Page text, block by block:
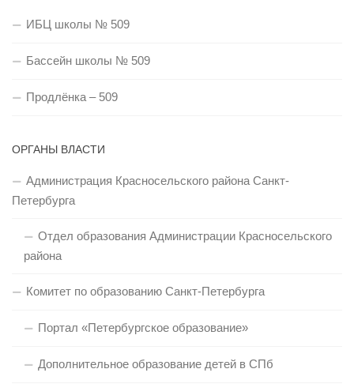
ИБЦ школы № 509
Бассейн школы № 509
Продлёнка – 509
ОРГАНЫ ВЛАСТИ
Администрация Красносельского района Санкт-
Петербурга
Отдел образования Администрации Красносельского
района
Комитет по образованию Санкт-Петербурга
Портал «Петербургское образование»
Дополнительное образование детей в СПб